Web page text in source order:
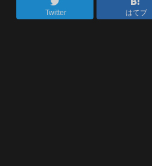
Twitter はてブ